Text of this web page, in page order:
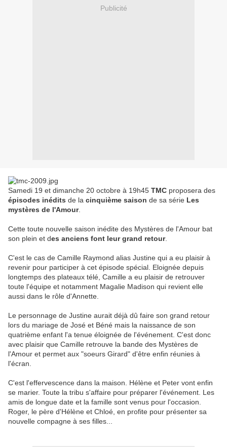
Publicité
Samedi 19 et dimanche 20 octobre à 19h45 TMC proposera des
épisodes inédits de la cinquième saison de sa série Les
mystères de l'Amour.
Cette toute nouvelle saison inédite des Mystères de l'Amour bat
son plein et des anciens font leur grand retour.
C'est le cas de Camille Raymond alias Justine qui a eu plaisir à
revenir pour participer à cet épisode spécial. Eloignée depuis
longtemps des plateaux télé, Camille a eu plaisir de retrouver
toute l'équipe et notamment Magalie Madison qui revient elle
aussi dans le rôle d'Annette.
Le personnage de Justine aurait déjà dû faire son grand retour
lors du mariage de José et Béné mais la naissance de son
quatrième enfant l'a tenue éloignée de l'événement. C'est donc
avec plaisir que Camille retrouve la bande des Mystères de
l'Amour et permet aux "soeurs Girard" d'être enfin réunies à
l'écran.
C'est l'effervescence dans la maison. Hélène et Peter vont enfin
se marier. Toute la tribu s'affaire pour préparer l'événement. Les
amis de longue date et la famille sont venus pour l'occasion.
Roger, le père d'Hélène et Chloé, en profite pour présenter sa
nouvelle compagne à ses filles...